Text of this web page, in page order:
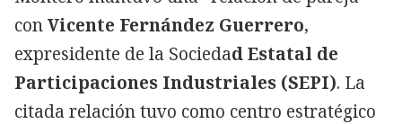
conVicente Fernández Guerrero,
expresidente de la Sociedad Estatal de
Participaciones Industriales (SEPI). La
citada relación tuvo como centro estratégico